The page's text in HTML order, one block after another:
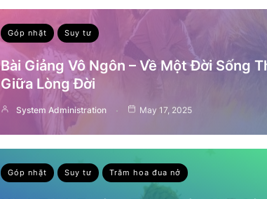
Góp nhặt Suy tư
Bài Giảng Vô Ngôn – Về Một Đời Sống
Giữa Lòng Đời
System Administration May 17, 2025
Góp nhặt Suy tư Trăm hoa đua nở